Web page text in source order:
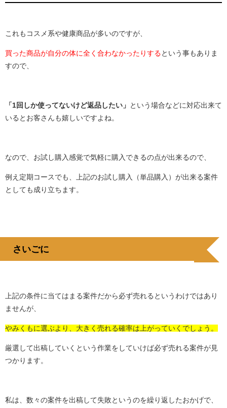
これもコスメ系や健康商品が多いのですが、
買った商品が自分の体に全く合わなかったりする という事もありま
すので、
「1回しか使ってないけど返品したい」
という場合などに対応出来て
いるとお客さんも嬉しいですよね。
なので、お試し購入感覚で気軽に購入できるの点が出来るので、
例え定期コースでも、上記のお試し購入（単品購入）が出来る案件
としても成り立ちます。
さいごに
上記の条件に当てはまる案件だから必ず売れるというわけではあり
ませんが、
やみくもに選ぶより、大きく売れる確率は上がっていくでしょう。
厳選して出稿していくという作業をしていけば必ず売れる案件が見
つかります。
私は、数々の案件を出稿して失敗というのを繰り返したおかげで、